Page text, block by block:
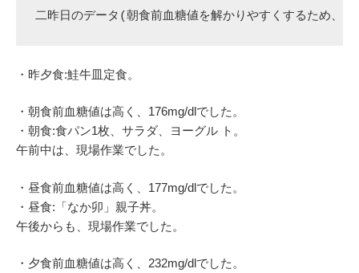
二昨日のデータ(朝食前血糖値を解かりやすくするため、
・昨夕食:鮭牛皿定食。
・朝食前血糖値は高く、176mg/dlでした。
・朝食:食パン1枚、サラダ、ヨーグル ト。
午前中は、現場作業でした。
・昼食前血糖値は高く、177mg/dlでした。
・昼食:「なか卯」親子丼。
午後からも、現場作業でした。
・夕食前血糖値は高く、232mg/dlでした。